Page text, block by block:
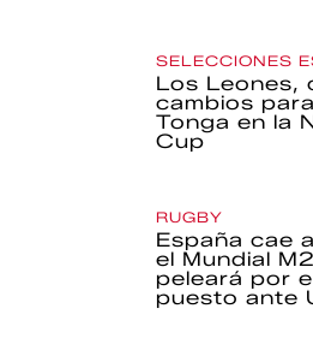
SELECCIONES
Los Leones,
cambios
Tonga en la
Cup
RUGBY
España cae
el Mundial
peleará por
puesto ante